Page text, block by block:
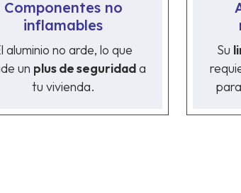
Componentes no
inflamables
aluminio no arde, lo que
un plus de seguridada
tu vivienda.
Su